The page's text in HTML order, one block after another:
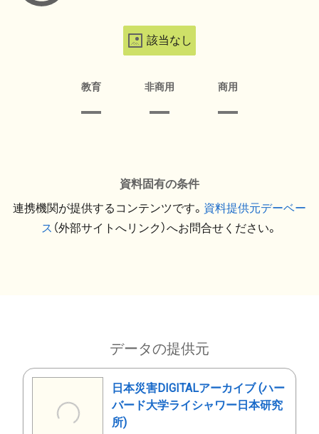
該当なし
教育 非商用 商用
資料固有の条件
連携機関が提供するコンテンツです。 資料提供元デーベー
ス （外部サイトへリンク）へお問合せください。
データの提供元
日本災害DIGITALアーカイブ (ハー
バード大学ライシャワー日本研究
所)